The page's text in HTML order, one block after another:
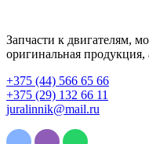
Запчасти к двигателям,
оригинальная продукция,
+375 (44) 566 65 66
+375 (29) 132 66 11
juralinnik@mail.ru